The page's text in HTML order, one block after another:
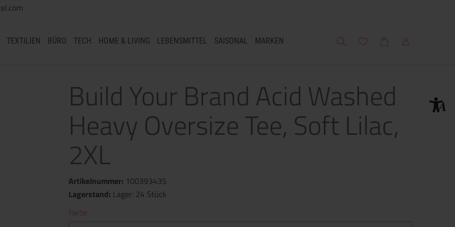
TEXTILIEN BÜRO TECH HOME & LIVING LEBENSMITTEL SAISONAL MARKEN Suche Meine Wunschliste
WarenkorbMein Account
Build Your Brand Acid Washed
Heavy Oversize Tee, Soft Lilac,
2XL
Artikelnummer: 100393435
Lagerstand: Lager: 24 Stück
Farbe